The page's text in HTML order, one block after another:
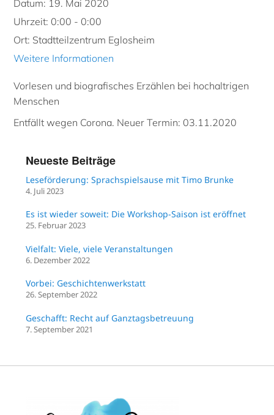
Datum: 19. Mai 2020
Uhrzeit: 0:00 - 0:00
Ort: Stadtteilzentrum Eglosheim
Weitere Informationen
Vorlesen und biografisches Erzählen bei hochaltrigen
Menschen
Entfällt wegen Corona. Neuer Termin: 03.11.2020
Neueste Beiträge
Leseförderung: Sprachspielsause mit Timo Brunke
4. Juli 2023
Es ist wieder soweit: Die Workshop-Saison ist eröffnet
25. Februar 2023
Vielfalt: Viele, viele Veranstaltungen
6. Dezember 2022
Vorbei: Geschichtenwerkstatt
26. September 2022
Geschafft: Recht auf Ganztagsbetreuung
7. September 2021